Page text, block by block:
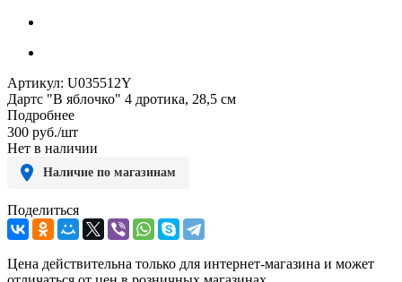
Артикул: U035512Y
Дартс "В яблочко" 4 дротика, 28,5 см
Подробнее
300 руб./шт
Нет в наличии
Наличие по магазинам
Поделиться
Цена действительна только для интернет-магазина и может